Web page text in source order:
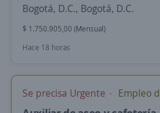
Bogotá, D.C., Bogotá, D.C.
$ 1.750.905,00 (Mensual)
Hace 18 horas
Se precisa Urgente Empleo